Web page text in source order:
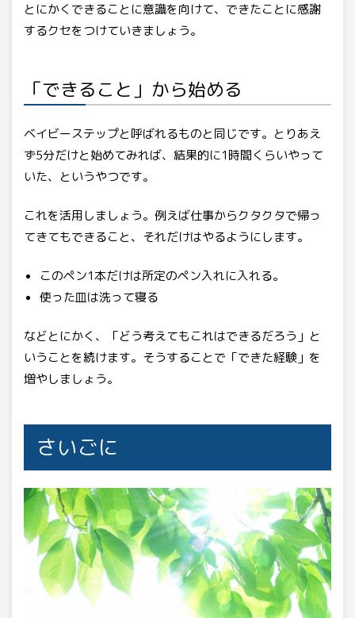
とにかくできることに意識を向けて、できたことに感謝
するクセをつけていきましょう。
「できること」から始める
ベイビーステップと呼ばれるものと同じです。とりあえ
ず5分だけと始めてみれば、結果的に1時間くらいやって
いた、というやつです。
これを活用しましょう。例えば仕事からクタクタで帰っ
てきてもできること、それだけはやるようにします。
このペン1本だけは所定のペン入れに入れる。
使った皿は洗って寝る
などとにかく、「どう考えてもこれはできるだろう」と
いうことを続けます。そうすることで「できた経験」を
増やしましょう。
さいごに